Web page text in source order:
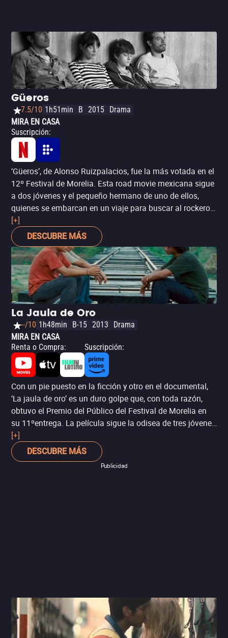
Güeros
7.5/10 1h51min B 2015 Drama
MIRA EN CASA
Suscripción:
‘Güeros’, de Alonso Ruizpalacios, fue la más votada en el
12º Festival de Morelia. Esta road movie mexicana sigue
a dos jóvenes y el pequeño hermano de uno de ellos,
quienes se embarcan en un viaje para buscar al rockero
que más admiran.
[+]
DESCUBRE MÁS
La Jaula de Oro
--/10 1h48min B-15 2013
Drama
MIRA EN CASA
Renta o Compra: Suscripción:
Con un pie puesto en la ficción y otro en el documental,
‘La jaula de oro’ es un duro golpe que, con toda razón,
obtuvo el Premio del Público del Festival de Morelia en
su 11ºentrega. La película sigue la odisea de tres jóvenes
amigos a bordo del tren “La Bestia” para dejar la pobreza
de Guatemala y llegar a Estados Unidos.
[+]
DESCUBRE MÁS
Publicidad